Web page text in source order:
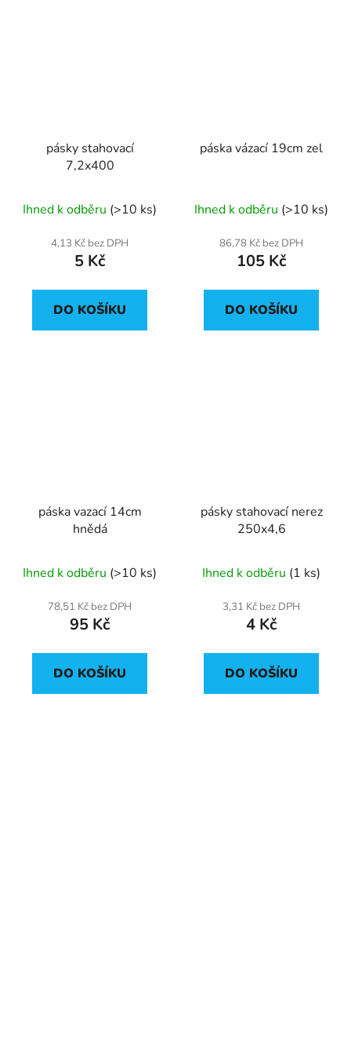
pásky stahovací
7,2x400
Ihned k odběru (>10 ks)
4,13 Kč bez DPH
5 Kč
DO KOŠÍKU
páska vázací 19cm zel
Ihned k odběru (>10 ks)
86,78 Kč bez DPH
105 Kč
DO KOŠÍKU
páska vazací 14cm
hnědá
Ihned k odběru (>10 ks)
78,51 Kč bez DPH
95 Kč
DO KOŠÍKU
pásky stahovací nerez
250x4,6
Ihned k odběru (1 ks)
3,31 Kč bez DPH
4 Kč
DO KOŠÍKU